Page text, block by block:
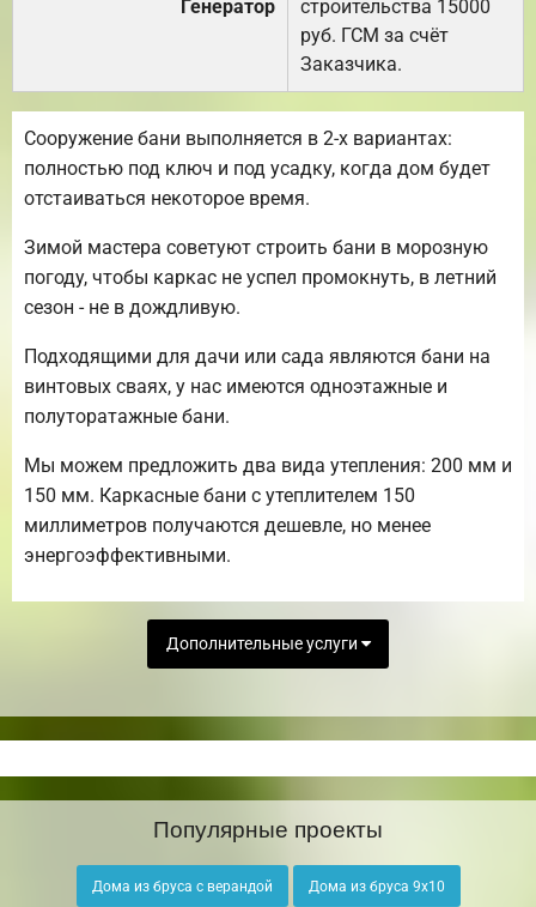
Генератор
строительства 15000
руб. ГСМ за счёт
Заказчика.
Сооружение бани выполняется в 2-х вариантах:
полностью под ключ и под усадку, когда дом будет
отстаиваться некоторое время.
Зимой мастера советуют строить бани в морозную
погоду, чтобы каркас не успел промокнуть, в летний
сезон - не в дождливую.
Подходящими для дачи или сада являются бани на
винтовых сваях, у нас имеются одноэтажные и
полуторатажные бани.
Мы можем предложить два вида утепления: 200 мм и
150 мм. Каркасные бани с утеплителем 150
миллиметров получаются дешевле, но менее
энергоэффективными.
Дополнительные услуги
Популярные проекты
Дома из бруса с верандой Дома из бруса 9х10